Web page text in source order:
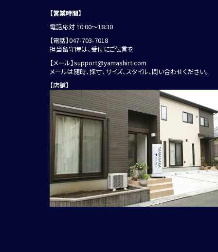
【営業時間】
電話応対 10:00～18:30
【電話】047-703-7018
担当留守時は、受付にご伝言を
【メール】support@yamashirt.com
メールは随時、採寸、サイズ、スタイル、問い合わせください。
【店舗】